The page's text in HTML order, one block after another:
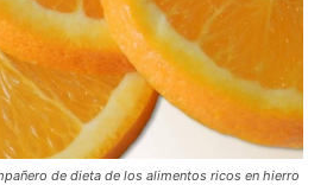
de dieta de los alimentos ricos en hierro